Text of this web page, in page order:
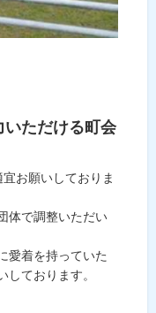
いただける町会
お願いしておりま
体で調整いただい
愛着を持っていた
しております。